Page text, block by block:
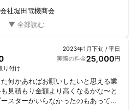
社堀田電機商会
り付け
2023年1月下旬 / 平日
実際の料金25,000円
何かあればお願いしたいと思える業
見積もり金額より高くなるかな〜と
スターがいらなかったのもあって安